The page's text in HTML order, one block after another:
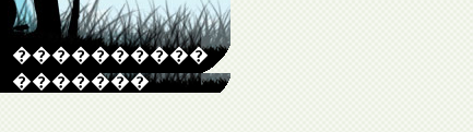
����������
�������